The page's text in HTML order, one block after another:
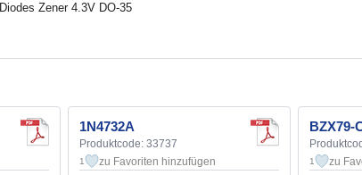
Diodes Zener 4.3V DO-35
1N4732A
Produktcode: 33737
1 zu Favoriten hinzufügen
BZX79-
1 zu